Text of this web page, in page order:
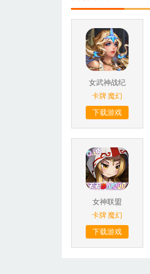
女武神战纪
卡牌 魔幻
下载游戏
女神联盟
卡牌 魔幻
下载游戏